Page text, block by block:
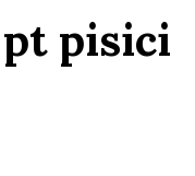
pisici